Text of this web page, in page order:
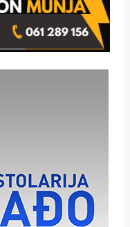
stečaj jedino rješenje